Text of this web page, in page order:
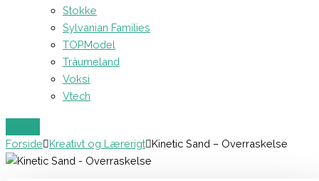
Stokke
Sylvanian Families
TOPModel
Träumeland
Voksi
Vtech
Forside Kreativt og Lærerigt Kinetic Sand – Overraskelse